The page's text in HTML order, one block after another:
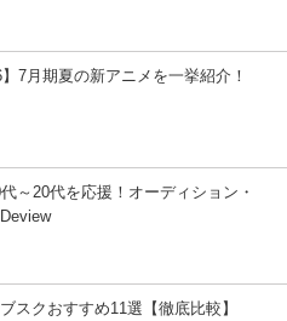
】7月期夏の新アニメを一挙紹介！
～20代を応援！オーディション・
スクおすすめ11選【徹底比較】